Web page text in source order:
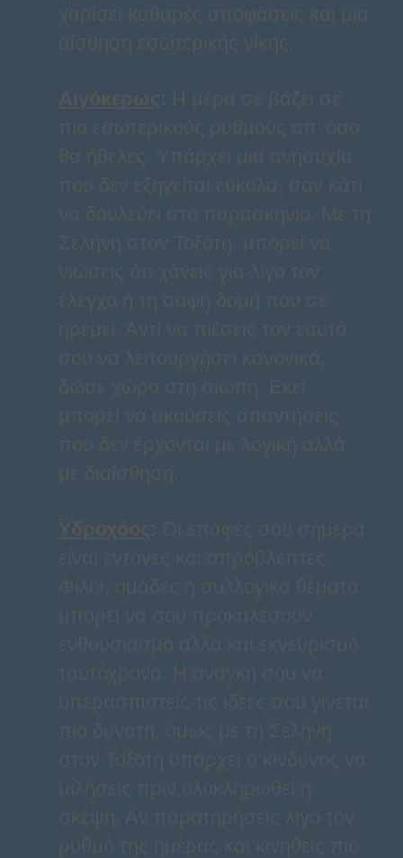
χαρίσει καθαρές αποφάσεις και μια
αίσθηση εσωτερικής νίκης.
Αιγόκερως: Η μέρα σε βάζει σε
πιο εσωτερικούς ρυθμούς απ’ όσο
θα ήθελες. Υπάρχει μια ανησυχία
που δεν εξηγείται εύκολα, σαν κάτι
να δουλεύει στο παρασκήνιο. Με τη
Σελήνη στον Τοξότη, μπορεί να
νιώσεις ότι χάνεις για λίγο τον
έλεγχο ή τη σαφή δομή που σε
ηρεμεί. Αντί να πιέσεις τον εαυτό
σου να λειτουργήσει κανονικά,
δώσε χώρο στη σιωπή. Εκεί
μπορεί να ακούσεις απαντήσεις
που δεν έρχονται με λογική αλλά
με διαίσθηση.
Υδροχόος: Οι επαφές σου σήμερα
είναι έντονες και απρόβλεπτες.
Φίλοι, ομάδες ή συλλογικά θέματα
μπορεί να σου προκαλέσουν
ενθουσιασμό αλλά και εκνευρισμό
ταυτόχρονα. Η ανάγκη σου να
υπερασπιστείς τις ιδέες σου γίνεται
πιο δυνατή, όμως με τη Σελήνη
στον Τοξότη υπάρχει ο κίνδυνος να
μιλήσεις πριν ολοκληρωθεί η
σκέψη. Αν παρατηρήσεις λίγο τον
ρυθμό της ημέρας και κινηθείς πιο